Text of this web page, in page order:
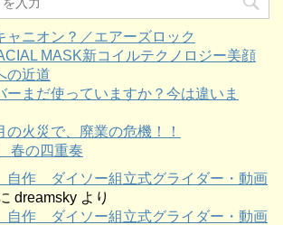
ャニオン？／エアーズロック
MASK新コイルテクノロジー美顔
の近道
ーまだ使っていますか？今は違いま
の火災で、廃業の危機！！
春の四重奏
作 ダイソー組立式グライダー・動画
dreamsky より
作 ダイソー組立式グライダー・動画